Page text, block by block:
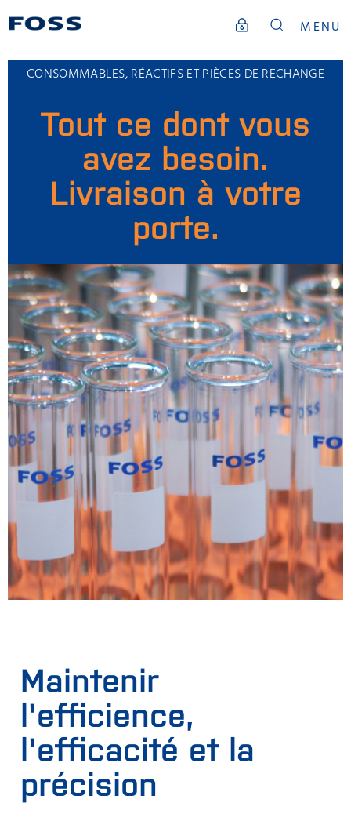
MENU
CONSOMMABLES, RÉACTIFS ET PIÈCES DE RECHANGE
Tout ce dont vous
avez besoin.
Livraison à votre
porte.
Maintenir
l'efficience,
l'efficacité et la
précision